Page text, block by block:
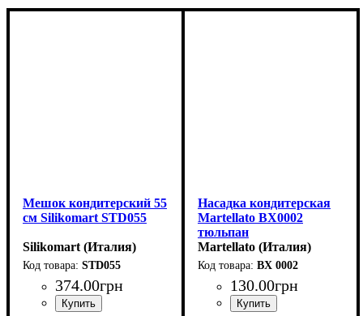
Мешок кондитерский 55
см Silikomart STD055
Silikomart (Италия)
STD055
374.00грн
Насадка кондитерская
Martellato BX0002
тюльпан
Martellato (Италия)
BX 0002
130.00грн